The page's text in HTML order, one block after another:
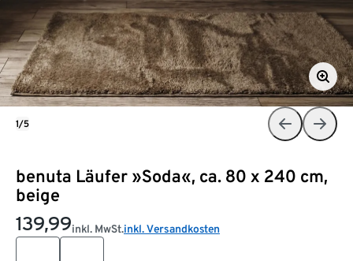
benuta Läufer »Soda«, ca. 80 x 240 cm,
beige
139,99inkl. MwSt.inkl. Versandkosten
1/5